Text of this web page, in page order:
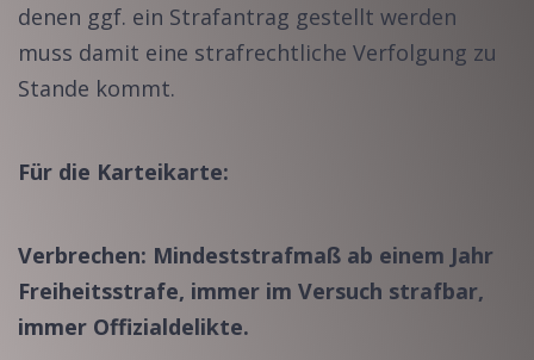
denen ggf. ein Strafantrag gestellt werden
muss damit eine strafrechtliche Verfolgung zu
Stande kommt.
Für die Karteikarte:
Verbrechen: Mindeststrafmaß ab einem Jahr
Freiheitsstrafe, immer im Versuch strafbar,
immer Offizialdelikte.